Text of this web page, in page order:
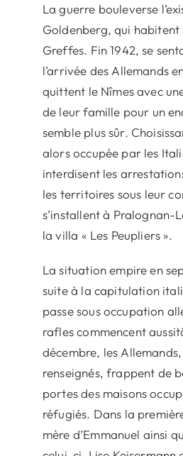
La guerre bouleverse
Goldenberg, qui habitent
Greffes. Fin 1942, se
l’arrivée des Allemands
quittent le Nîmes avec
de leur famille pour un
semble plus sûr.
alors occupée par les
interdisent les
les territoires sous leur
s’installent à Pralognan-
la villa « Les Peupliers ».
La situation empire en
suite à la capitulation
passe sous occupation
rafles commencent
décembre, les
renseignés, frappent de
portes des maisons
réfugiés. Dans la
mère d’Emmanuel ainsi